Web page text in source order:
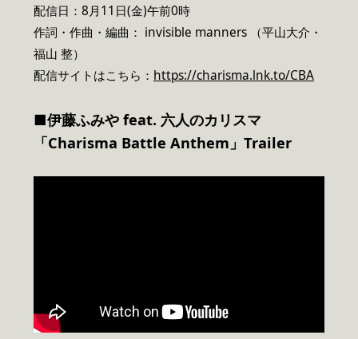
配信日：8月11日(金)午前0時
作詞・作曲・編曲： invisible manners （平山大介・
福山 整）
配信サイトはこちら： https://charisma.lnk.to/CBA
■伊藤ふみや feat. 六人のカリスマ
「Charisma Battle Anthem」Trailer